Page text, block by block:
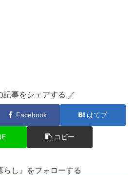
記事をシェアする ／
Facebook はてブ
コピー
らし』をフォローする